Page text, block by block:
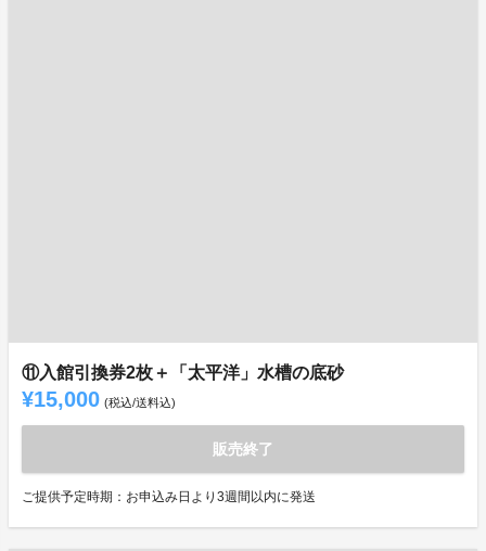
⑪入館引換券2枚＋「太平洋」水槽の底砂
¥15,000 (税込/送料込)
販売終了
ご提供予定時期：お申込み日より3週間以内に発送